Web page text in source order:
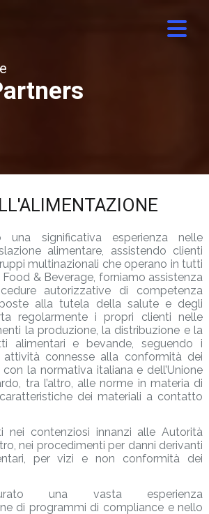
una significativa esperienza nelle
alimentare, assistendo clienti
multinazionali che operano in tutti
& Beverage, forniamo assistenza
autorizzative di competenza
alla tutela della salute e degli
regolarmente i propri clienti nelle
la produzione, la distribuzione e la
alimentari e bevande, seguendo i
connesse alla conformità dei
la normativa italiana e dell’Unione
tra l’altro, alle norme in materia di
dei materiali a contatto
nei contenziosi innanzi alle Autorità
nei procedimenti per danni derivanti
per vizi e non conformità dei
una vasta esperienza
di programmi di compliance e nello